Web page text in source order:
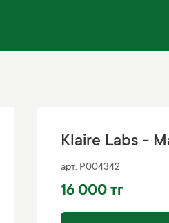
арт. P004342
Klaire Labs -
16 000 тг